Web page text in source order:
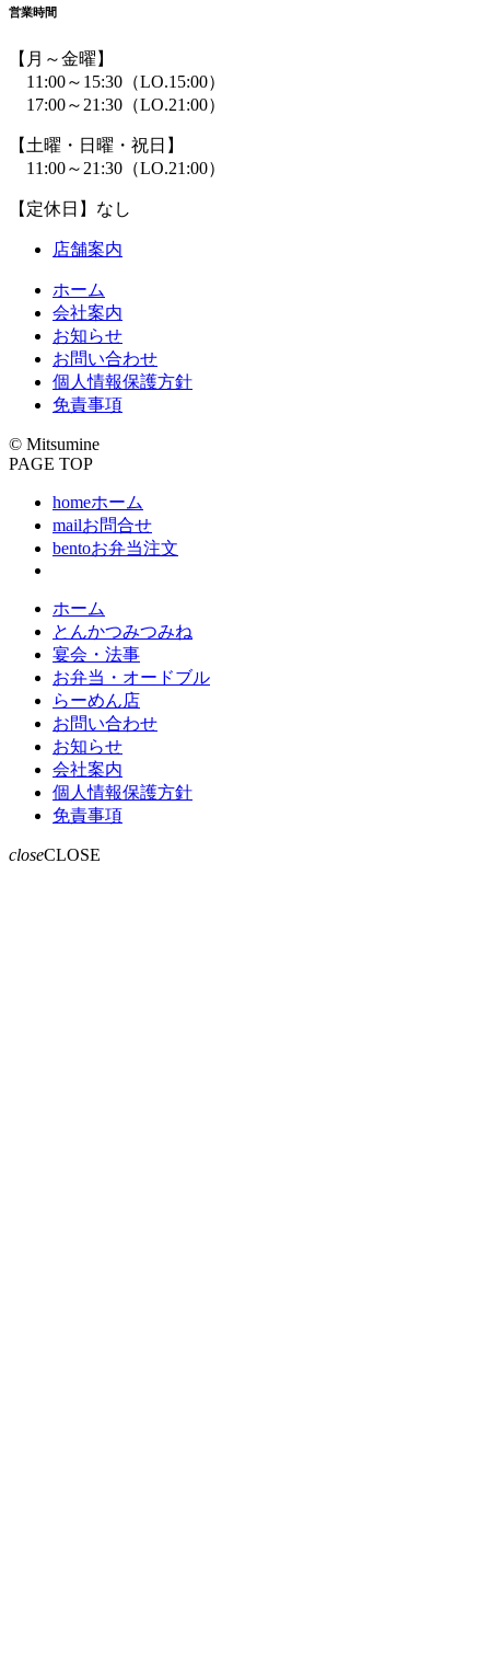
営業時間
【月～金曜】
11:00～15:30 （LO.15:00）
17:00～21:30 （LO.21:00）
【土曜・日曜・祝日】
11:00～21:30 （LO.21:00）
【定休日】なし
店舗案内
ホーム
会社案内
お知らせ
お問い合わせ
個人情報保護方針
免責事項
© Mitsumine
PAGE TOP
homeホーム
mailお問合せ
bentoお弁当注文
ホーム
とんかつみつみね
宴会・法事
お弁当・オードブル
らーめん店
お問い合わせ
お知らせ
会社案内
個人情報保護方針
免責事項
closeCLOSE